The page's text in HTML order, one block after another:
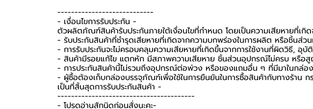
----------------------------
-️ เงื่อนไขการรับประกัน -️
ตัวผลิตภัณฑ์สินค้ารับประกันภายใต้เงื่อนไขที่กำหนด โดยเป็นความเสียหายที่เกิ
- รับประกันสินค้าที่ชำรุดเสียหายที่เกิดจากความบกพร่องในการผลิต หรือชิ้นส่วน
- การรับประกันจะไม่ครอบคลุมความเสียหายที่เกิดขึ้นจากการใช้งานที่ผิดวิธี, อุ
- สินค้ามีรอยแก้ไข แตกหัก มีสภาพความเสียหาย ชิ้นส่วนอุปกรณ์ไม่ครบ หรือสู
- การประกันสินค้านี้ไม่รวมถึงอุปกรณ์ต่อพ่วง หรือของแถมอื่น ๆ ที่มีมาในกล่อ
-️ ผู้ซื้อต้องเก็บกล่องบรรจุภัณฑ์เพื่อใช้ในการยืนยันในการซื้อสินค้ากับทางร้าน
เป็นที่สิ้นสุดการรับประกันสินค้า -️
----------------------------------------
-️ โปรดอ่านสักนิดก่อนสั่งนะคะ-️